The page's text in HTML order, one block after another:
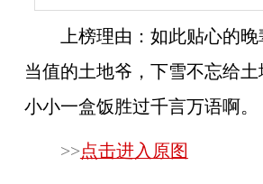
上榜理由： 如此贴心的
当值的土地爷，下雪不忘给土
小小一盒饭胜过千言万语啊。
>>点击进入原图